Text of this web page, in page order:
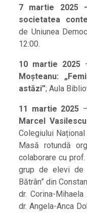
7 martie 2025
societatea
de Uniunea
12:00.
10 martie 2025
Moșteanu:
astăzi”; Aula
11 martie 2025 –
Marcel Vasilescu
Colegiului Național
Masă rotundă
colaborare cu
grup de elevi de
Bătrân” din
dr. Corina-
dr. Angela-Anca